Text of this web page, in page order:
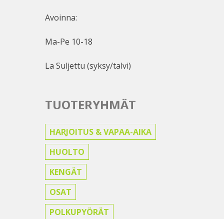
Avoinna:
Ma-Pe 10-18
La Suljettu (syksy/talvi)
TUOTERYHMÄT
HARJOITUS & VAPAA-AIKA
HUOLTO
KENGÄT
OSAT
POLKUPYÖRÄT